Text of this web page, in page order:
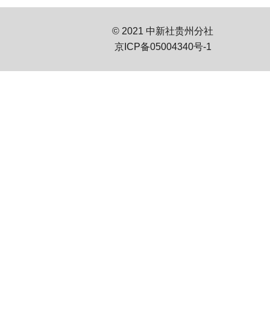
© 2021 中新社贵州分社
京ICP备05004340号-1